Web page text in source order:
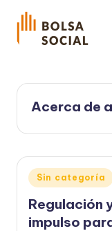
Acerca de
Publicado
en
Sin categoría
Regulación
impulso